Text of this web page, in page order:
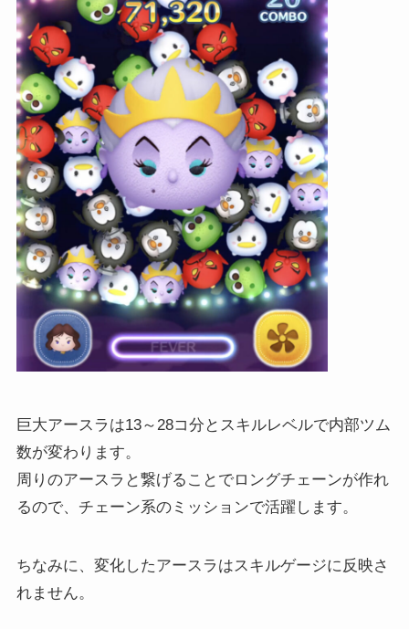
巨大アースラは13～28コ分とスキルレベルで内部ツム
数が変わります。
周りのアースラと繋げることでロングチェーンが作れ
るので、チェーン系のミッションで活躍します。
ちなみに、変化したアースラはスキルゲージに反映さ
れません。